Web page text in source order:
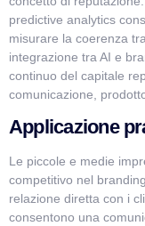
predictive analytics
misurare la coerenza
integrazione tra AI e
continuo del capitale
comunicazione,
Applicazione
Le piccole e medie
competitivo nel
relazione diretta con i
consentono una